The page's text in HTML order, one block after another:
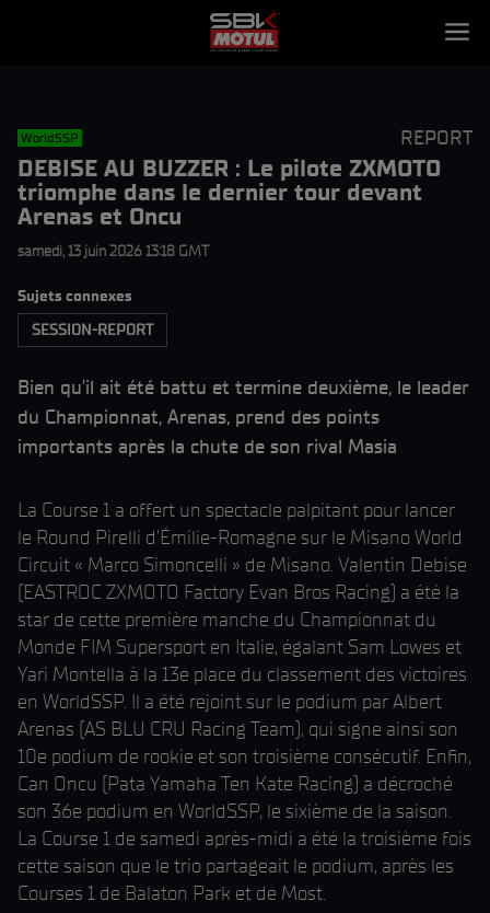
WorldSSP REPORT
DEBISE AU BUZZER : Le pilote ZXMOTO
triomphe dans le dernier tour devant
Arenas et Oncu
samedi, 13 juin 2026 13:18 GMT
Sujets connexes
SESSION-REPORT
Bien qu'il ait été battu et termine deuxième, le leader
du Championnat, Arenas, prend des points
importants après la chute de son rival Masia
La Course 1 a offert un spectacle palpitant pour lancer
le Round Pirelli d'Émilie-Romagne sur le Misano World
Circuit « Marco Simoncelli » de Misano. Valentin Debise
(EASTROC ZXMOTO Factory Evan Bros Racing) a été la
star de cette première manche du Championnat du
Monde FIM Supersport en Italie, égalant Sam Lowes et
Yari Montella à la 13e place du classement des victoires
en WorldSSP. Il a été rejoint sur le podium par Albert
Arenas (AS BLU CRU Racing Team), qui signe ainsi son
10e podium de rookie et son troisième consécutif. Enfin,
Can Oncu (Pata Yamaha Ten Kate Racing) a décroché
son 36e podium en WorldSSP, le sixième de la saison.
La Course 1 de samedi après-midi a été la troisième fois
cette saison que le trio partageait le podium, après les
Courses 1 de Balaton Park et de Most.